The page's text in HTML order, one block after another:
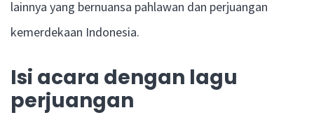
lainnya yang bernuansa pahlawan dan perjuangan
kemerdekaan Indonesia.
Isi acara dengan lagu
perjuangan